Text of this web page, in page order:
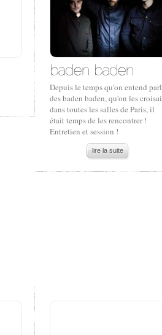
Depuis le temps qu'on entend
des baden baden, qu'on les
dans toutes les salles de Paris, il
était temps de les rencontrer !
Entretien et session !
lire la suite